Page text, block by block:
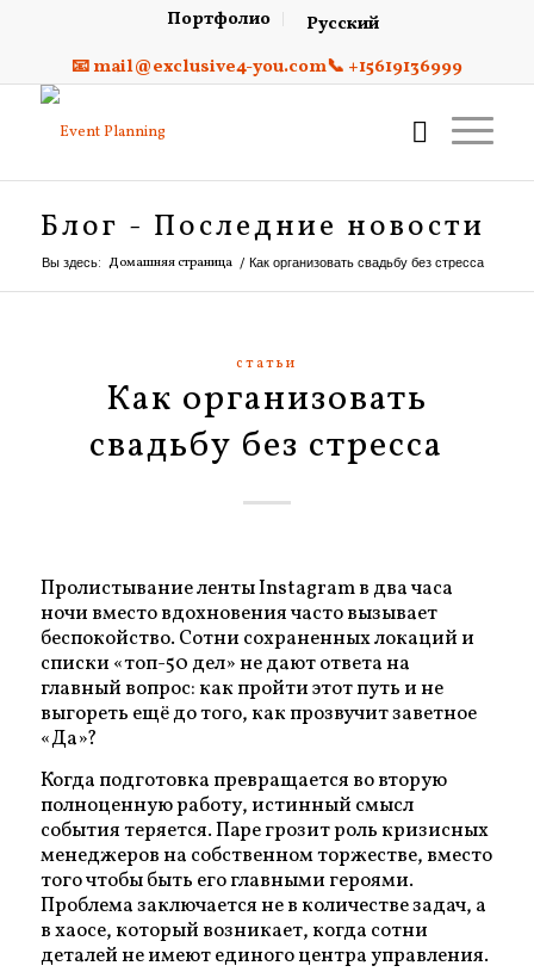
Портфолио
Русский
📧 mail@exclusive4-you.com📞 +15619136999
Блог - Последние новости
Вы здесь: Домашняя страница / Как организовать свадьбу без стресса
статьи
Как организовать
свадьбу без стресса
Пролистывание ленты Instagram в два часа
ночи вместо вдохновения часто вызывает
беспокойство. Сотни сохраненных локаций и
списки «топ-50 дел» не дают ответа на
главный вопрос: как пройти этот путь и не
выгореть ещё до того, как прозвучит заветное
«Да»?
Когда подготовка превращается во вторую
полноценную работу, истинный смысл
события теряется. Паре грозит роль кризисных
менеджеров на собственном торжестве, вместо
того чтобы быть его главными героями.
Проблема заключается не в количестве задач, а
в хаосе, который возникает, когда сотни
деталей не имеют единого центра управления.